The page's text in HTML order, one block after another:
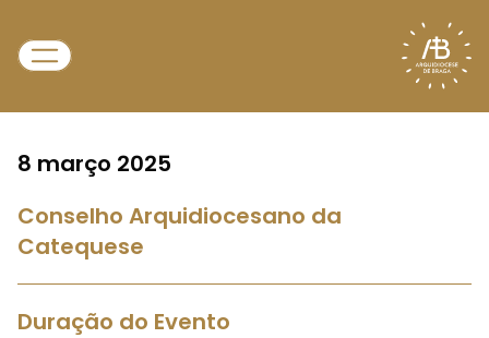
8 março 2025
Conselho Arquidiocesano da
Catequese
Duração do Evento